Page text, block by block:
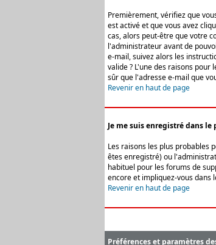
Premièrement, vérifiez que
est activé et que vous avez
cas, alors peut-être que votre
l'administrateur avant de
e-mail, suivez alors les
valide ? L'une des raisons
sûr que l'adresse e-mail que
Revenir en haut de page
Je me suis enregistré dans le
Les raisons les plus probables
êtes enregistré) ou
habituel pour les forums de
encore et impliquez-vous dans
Revenir en haut de page
Préférences et paramètres